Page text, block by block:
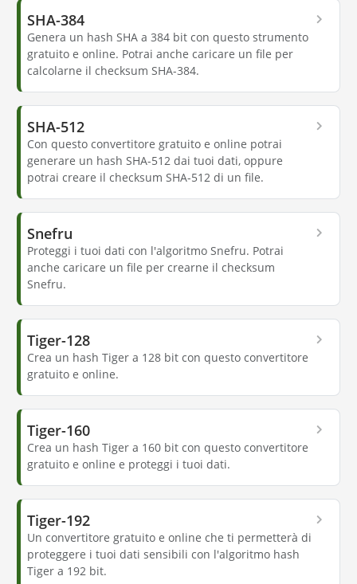
SHA-384
Genera un hash SHA a 384 bit con questo strumento
gratuito e online. Potrai anche caricare un file per
calcolarne il checksum SHA-384.
SHA-512
Con questo convertitore gratuito e online potrai
generare un hash SHA-512 dai tuoi dati, oppure
potrai creare il checksum SHA-512 di un file.
Snefru
Proteggi i tuoi dati con l'algoritmo Snefru. Potrai
anche caricare un file per crearne il checksum
Snefru.
Tiger-128
Crea un hash Tiger a 128 bit con questo convertitore
gratuito e online.
Tiger-160
Crea un hash Tiger a 160 bit con questo convertitore
gratuito e online e proteggi i tuoi dati.
Tiger-192
Un convertitore gratuito e online che ti permetterà di
proteggere i tuoi dati sensibili con l'algoritmo hash
Tiger a 192 bit.